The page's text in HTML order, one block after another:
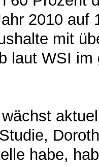
2010 auf
mit
laut WSI
habe,